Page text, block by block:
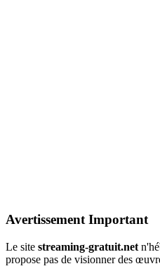
Avertissement Important
Le site streaming-gratuit.net
propose pas de visionner des